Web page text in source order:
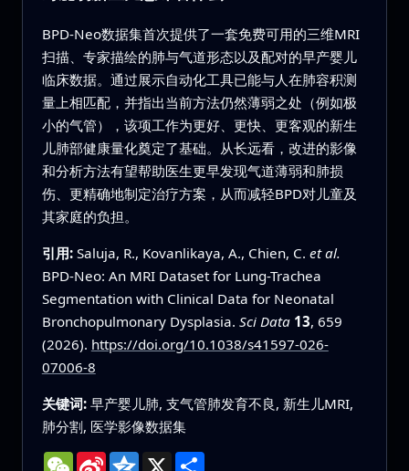
BPD‑Neo数据集首次提供了一套免费可用的三维MRI
扫描、专家描绘的肺与气道形态以及配对的早产婴儿
临床数据。通过展示自动化工具已能与人在肺容积测
量上相匹配，并指出当前方法仍然薄弱之处（例如极
小的气管），该项工作为更好、更快、更客观的新生
儿肺部健康量化奠定了基础。从长远看，改进的影像
和分析方法有望帮助医生更早发现气道薄弱和肺损
伤、更精确地制定治疗方案，从而减轻BPD对儿童及
其家庭的负担。
引用: Saluja, R., Kovanlikaya, A., Chien, C. et al.
BPD-Neo: An MRI Dataset for Lung-Trachea
Segmentation with Clinical Data for Neonatal
Bronchopulmonary Dysplasia. Sci Data 13, 659
(2026). https://doi.org/10.1038/s41597-026-
07006-8
关键词: 早产婴儿肺, 支气管肺发育不良, 新生儿MRI,
肺分割, 医学影像数据集
WeChat
SinaQzone
X 分